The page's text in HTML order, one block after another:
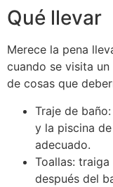
Qué llevar
Merece la pena
cuando se visita
de cosas que
Traje de
y la piscina
adecuado.
Toallas:
después del